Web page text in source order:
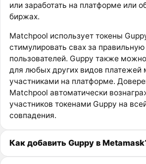
или заработать на платформе или
биржах.
Matchpool использует токены
стимулировать свах за
пользователей. Guppy также
для любых других видов платежей
участниками на платформе.
Matchpool автоматически
участников токенами Guppy на
совпадения.
Как добавить Guppy в